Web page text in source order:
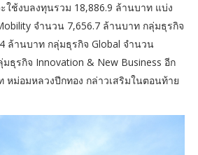
ใช้งบลงทุนรวม 18,886.9 ล้านบาท แบ่ง
จำนวน 7,656.7 ล้านบาท กลุ่มธุรกิจ
ล้านบาท กลุ่มธุรกิจ Global จำนวน
ธุรกิจ Innovation & New Business อีก
หม่อมหลวงปีกทอง กล่าวเสริมในตอนท้าย